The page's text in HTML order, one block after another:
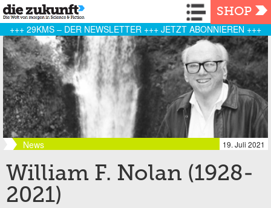
Navigation
SHOP
+++ 29KMS – DER NEWSLETTER +++ JETZT ABONNIEREN +++
News 19. Juli 2021
William F. Nolan (1928-
2021)